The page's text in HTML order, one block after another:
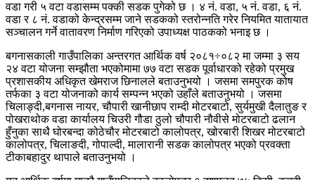
वडा गरी ५ वटा वडासम्म पक्की सडक पुगेको छ । ४ नं. वडा, ५ नं. वडा, ६ नं.
वडा र ८ नं. वडाको केन्द्रसम्म जाने सडकको स्तरोन्नति गरेर नियमित यातायात
सञ्चालन गर्ने वातावरण निर्माण गरिएको उपाध्यक्ष पाठकको भनाइ छ ।
बगनासकाली गाउँपालिका अन्तरगत आर्थिक वर्ष २०८१÷०८२ मा जम्मा ३ सय
२४ वटा योजना सम्झौता भएकोमामा ७७ वटा सडक पूर्वाधारको रहेको प्रमुख
प्रशासकीय अधिकृत खेमराज छिनालले बताउनुभयो । जसमा समपुरक कोष
तर्फका ३ वटा योजनाको कार्य सम्पन्न भएको उहाँले बताउनुभयो । जसमा
चिलाङ्दी,बगनास नायर, चौपारी खानीछाप राम्दी मोटरबाटो, सुर्यमुखी दैलातुङ र
पोखराथोक वडा कार्यालय चिउरी गौडा ठुलो चौपारी नौवीसे मोटरबाटो ढलान
हुँनुका साथै घोरबन्दा कोठेचौर मोटरबाटो कालोपत्र, खोरबारी शिखर मोटरबाटो
कालोपत्र, चिलाङदी, गोपाल्दी, मालारानी सडक कालोपत्र भएको प्रवक्ता
टीकाबहादुर थापाले बताउनुभयो ।